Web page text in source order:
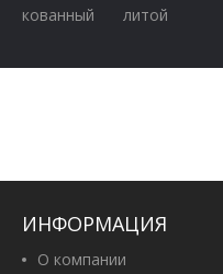
кованный литой
ИНФОРМАЦИЯ
О компании